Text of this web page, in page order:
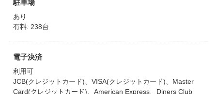
駐車場
あり
有料: 238台
電子決済
利用可
JCB(クレジットカード)、VISA(クレジットカード)、Master
Card(クレジットカード)、American Express、Diners Club